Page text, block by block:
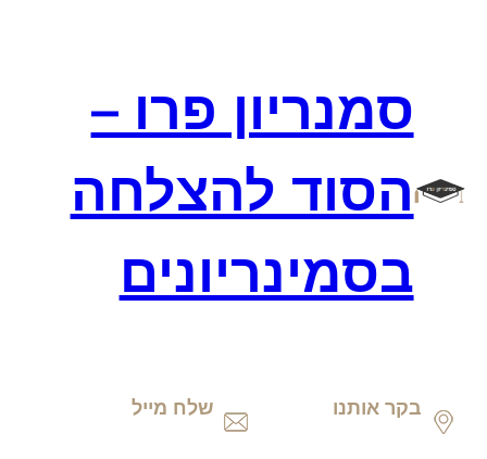
סמנריון פרו –
הסוד להצלחה
בסמינריונים
בקר אותנו שלח מייל